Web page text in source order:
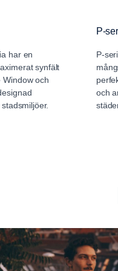
har en
synfält
Window och
P-
P-
och